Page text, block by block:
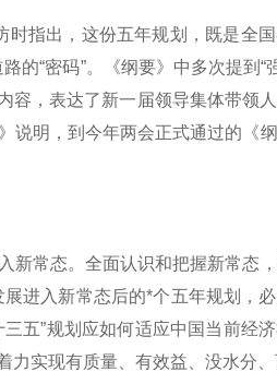
指出，这份五年规划，既是全
“密码”。《纲要》中多次提到“
内容，表达了新一届领导集体带领
说明，到今年两会正式通过的《
常态。全面认识和把握新常态
进入新常态后的*个五年规划，
五”规划应如何适应中国当前经
实现有质量、有效益、没水分、